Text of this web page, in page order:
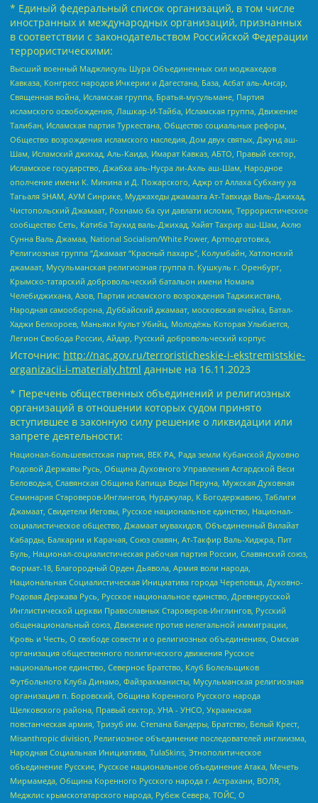
* Единый федеральный список организаций, в том числе
иностранных и международных организаций, признанных
в соответствии с законодательством Российской Федерации
террористическими:
Высший военный Маджлисуль Шура Объединенных сил моджахедов
Кавказа, Конгресс народов Ичкерии и Дагестана, База, Асбат аль-Ансар,
Священная война, Исламская группа, Братья-мусульмане, Партия
исламского освобождения, Лашкар-И-Тайба, Исламская группа, Движение
Талибан, Исламская партия Туркестана, Общество социальных реформ,
Общество возрождения исламского наследия, Дом двух святых, Джунд аш-
Шам, Исламский джихад, Аль-Каида, Имарат Кавказ, АБТО, Правый сектор,
Исламское государство, Джабха аль-Нусра ли-Ахль аш-Шам, Народное
ополчение имени К. Минина и Д. Пожарского, Аджр от Аллаха Субхану уа
Тагьаля SHAM, АУМ Синрике, Муджахеды джамаата Ат-Тавхида Валь-Джихад,
Чистопольский Джамаат, Рохнамо ба суи давлати исломи, Террористическое
сообщество Сеть, Катиба Таухид валь-Джихад, Хайят Тахрир аш-Шам, Ахлю
Сунна Валь Джамаа, National Socialism/White Power, Артподготовка,
Религиозная группа “Джамаат “Красный пахарь”, Колумбайн, Хатлонский
джамаат, Мусульманская религиозная группа п. Кушкуль г. Оренбург,
Крымско-татарский добровольческий батальон имени Номана
Челебиджихана, Азов, Партия исламского возрождения Таджикистана,
Народная самооборона, Дуббайский джамаат, московская ячейка, Батал-
Хаджи Белхороев, Маньяки Культ Убийц, Молодёжь Которая Улыбается,
Легион Свобода России, Айдар, Русский добровольческий корпус
Источник: http://nac.gov.ru/terroristicheskie-i-ekstremistskie-
organizacii-i-materialy.html данные на 16.11.2023
* Перечень общественных объединений и религиозных
организаций в отношении которых судом принято
вступившее в законную силу решение о ликвидации или
запрете деятельности:
Национал-большевистская партия, ВЕК РА, Рада земли Кубанской Духовно
Родовой Державы Русь, Община Духовного Управления Асгардской Веси
Беловодья, Славянская Община Капища Веды Перуна, Мужская Духовная
Семинария Староверов-Инглингов, Нурджулар, К Богодержавию, Таблиги
Джамаат, Свидетели Иеговы, Русское национальное единство, Национал-
социалистическое общество, Джамаат мувахидов, Объединенный Вилайат
Кабарды, Балкарии и Карачая, Союз славян, Ат-Такфир Валь-Хиджра, Пит
Буль, Национал-социалистическая рабочая партия России, Славянский союз,
Формат-18, Благородный Орден Дьявола, Армия воли народа,
Национальная Социалистическая Инициатива города Череповца, Духовно-
Родовая Держава Русь, Русское национальное единство, Древнерусской
Инглистической церкви Православных Староверов-Инглингов, Русский
общенациональный союз, Движение против нелегальной иммиграции,
Кровь и Честь, О свободе совести и о религиозных объединениях, Омская
организация общественного политического движения Русское
национальное единство, Северное Братство, Клуб Болельщиков
Футбольного Клуба Динамо, Файзрахманисты, Мусульманская религиозная
организация п. Боровский, Община Коренного Русского народа
Щелковского района, Правый сектор, УНА - УНСО, Украинская
повстанческая армия, Тризуб им. Степана Бандеры, Братство, Белый Крест,
Misanthropic division, Религиозное объединение последователей инглиизма,
Народная Социальная Инициатива, TulaSkins, Этнополитическое
объединение Русские, Русское национальное объединение Атака, Мечеть
Мирмамеда, Община Коренного Русского народа г. Астрахани, ВОЛЯ,
Меджлис крымскотатарского народа, Рубеж Севера, ТОЙС, О